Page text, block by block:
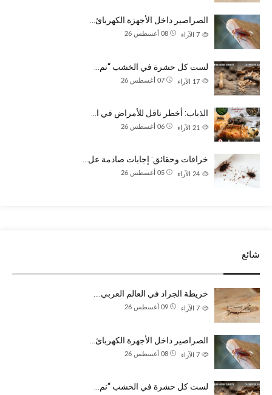
الصراصير داخل الأجهزة الكهربائ…
08 أغسطس 26 الآراء
لست كل حشرة في الخشب “نم…
07 أغسطس 26 الآراء
الذباب: أخطر ناقل للأمراض في ا…
06 أغسطس 26 الآراء
خرافات وحقائق: إجابات صادمة عل…
05 أغسطس 26 الآراء
شائع
خريطة الجراد في العالم العربي:…
09 أغسطس 26 الآراء
الصراصير داخل الأجهزة الكهربائ…
08 أغسطس 26 الآراء
لست كل حشرة في الخشب “نم…